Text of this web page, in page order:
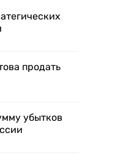
продать
убытков